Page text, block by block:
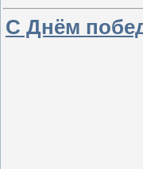
С Днём